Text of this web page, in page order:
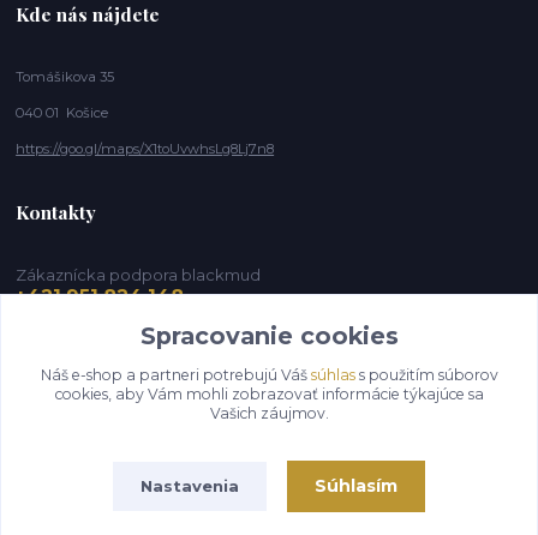
Kde nás nájdete
Tomášikova 35
040 01 Košice
https://goo.gl/maps/X1toUvwhsLg8Lj7n8
Kontakty
Zákaznícka podpora blackmud
+421 951 824 148
info@blackmud.eu
Spracovanie cookies
Náš e-shop a partneri potrebujú Váš súhlass použitím súborov
cookies, aby Vám mohli zobrazovať informácie týkajúce sa
Vašich záujmov.
Nastavenia Súhlasím